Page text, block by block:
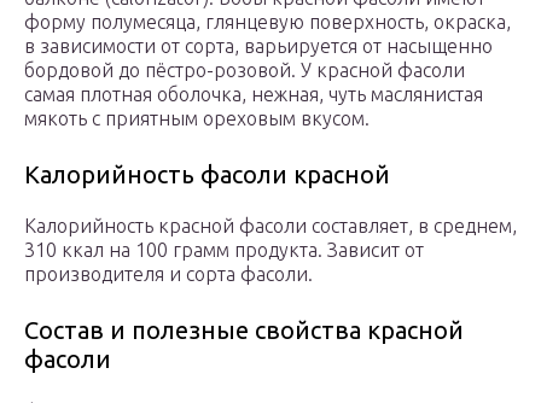
форму полумесяца, глянцевую поверхность, окраска,
в зависимости от сорта, варьируется от насыщенно
бордовой до пёстро-розовой. У красной фасоли
самая плотная оболочка, нежная, чуть маслянистая
мякоть с приятным ореховым вкусом.
Калорийность фасоли красной
Калорийность красной фасоли составляет, в среднем,
310 ккал на 100 грамм продукта. Зависит от
производителя и сорта фасоли.
Состав и полезные свойства красной
фасоли